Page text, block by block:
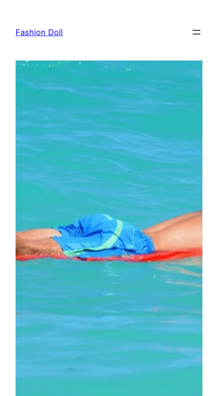
treściFashion Doll